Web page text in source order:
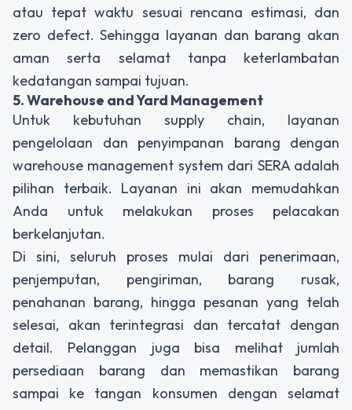
atau tepat waktu sesuai rencana estimasi, dan
zero defect. Sehingga layanan dan barang akan
aman serta selamat tanpa keterlambatan
kedatangan sampai tujuan.
5. Warehouse and Yard Management
Untuk kebutuhan supply chain, layanan
pengelolaan dan penyimpanan barang dengan
warehouse management system dari SERA adalah
pilihan terbaik. Layanan ini akan memudahkan
Anda untuk melakukan proses pelacakan
berkelanjutan.
Di sini, seluruh proses mulai dari penerimaan,
penjemputan, pengiriman, barang rusak,
penahanan barang, hingga pesanan yang telah
selesai, akan terintegrasi dan tercatat dengan
detail. Pelanggan juga bisa melihat jumlah
persediaan barang dan memastikan barang
sampai ke tangan konsumen dengan selamat